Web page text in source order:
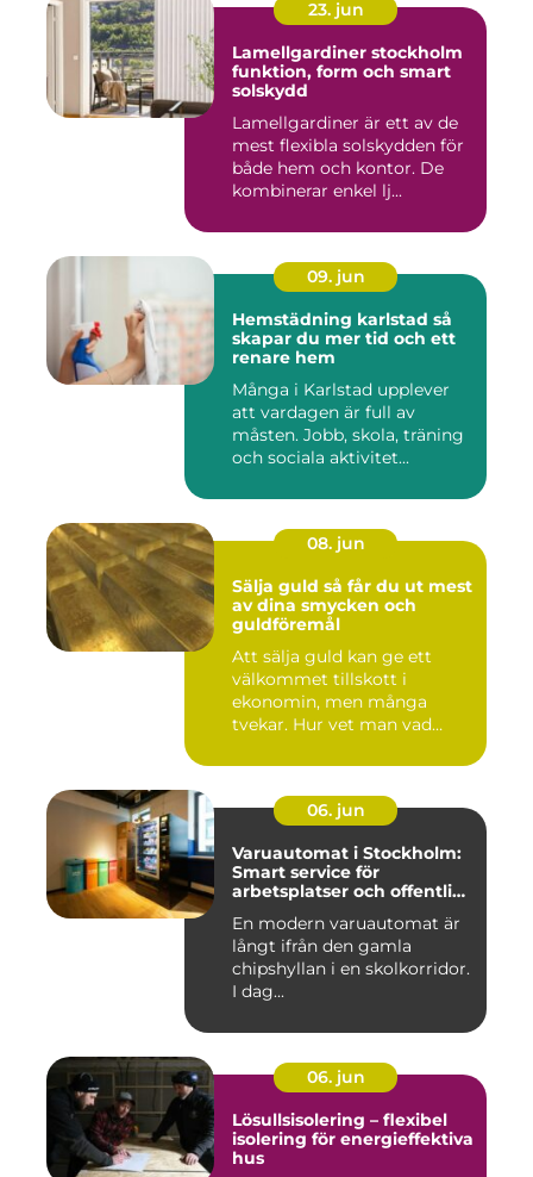
23. jun
Lamellgardiner stockholm
funktion, form och smart
solskydd
Lamellgardiner är ett av de
mest flexibla solskydden för
både hem och kontor. De
kombinerar enkel lj...
09. jun
Hemstädning karlstad så
skapar du mer tid och ett
renare hem
Många i Karlstad upplever
att vardagen är full av
måsten. Jobb, skola, träning
och sociala aktivitet...
08. jun
Sälja guld så får du ut mest
av dina smycken och
guldföremål
Att sälja guld kan ge ett
välkommet tillskott i
ekonomin, men många
tvekar. Hur vet man vad
06. jun
Varuautomat i Stockholm:
Smart service för
arbetsplatser och offentliga
En modern varuautomat är
långt ifrån den gamla
chipshyllan i en skolkorridor.
I dag...
06. jun
Lösullsisolering – flexibel
isolering för energieffektiva
hus